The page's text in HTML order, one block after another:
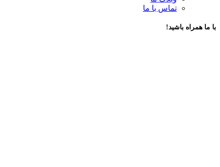
تماس با ما
با ما همراه باشید!